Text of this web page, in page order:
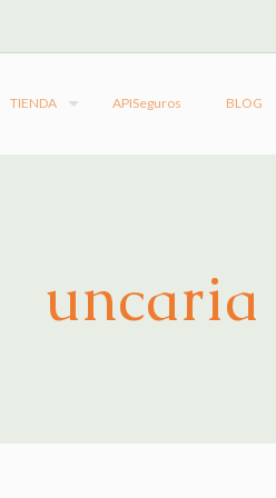
TIENDA APISeguros BLOG
uncaria